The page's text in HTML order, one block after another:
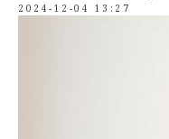
2024-12-04 13:27